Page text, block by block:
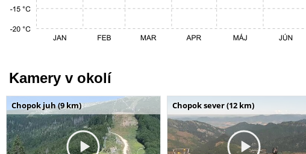
Kamery v okolí
Chopok juh (9 km) Chopok sever (12 km)